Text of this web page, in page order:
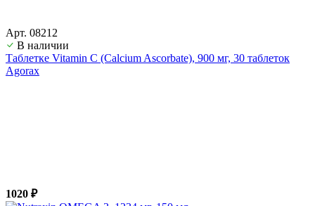
Арт. 08212
В наличии
Таблетке Vitamin C (Calcium Ascorbate), 900 мг, 30 таблеток
Agorax
1020 ₽